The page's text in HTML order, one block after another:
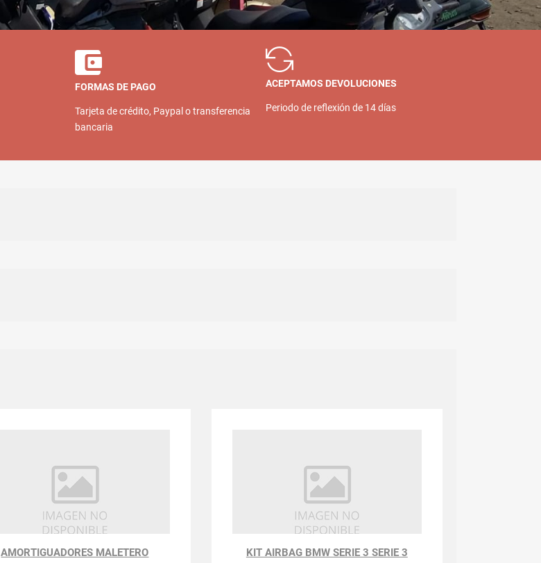
FORMAS DE PAGO
Tarjeta de crédito, Paypal o transferencia
bancaria
ACEPTAMOS DEVOLUCIONES
Periodo de reflexión de 14 días
AMORTIGUADORES MALETERO
KIT AIRBAG BMW SERIE 3 SERIE 3